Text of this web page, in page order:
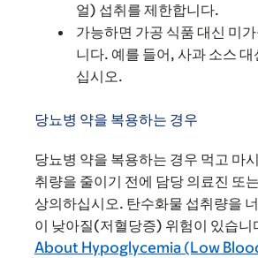
얼) 섭취를 제한합니다.
가능하면 가공 식품 대신 미
니다. 예를 들어, 사과 소스
십시오.
당뇨병 약을 복용하는 경우
당뇨병 약을 복용하는 경우 먹고 마
취량을 줄이기 전에 담당 의료진 또
상의하십시오. 탄수화물 섭취량을
이 낮아질(저혈당증) 위험이 있습니
About Hypoglycemia (Low